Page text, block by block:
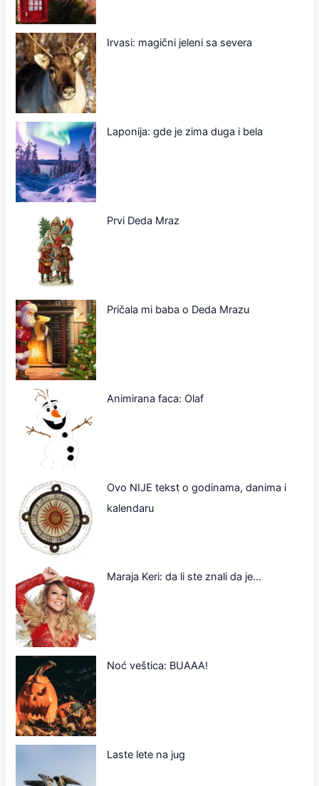
Irvasi: magični jeleni sa severa
Laponija: gde je zima duga i bela
Prvi Deda Mraz
Pričala mi baba o Deda Mrazu
Animirana faca: Olaf
Ovo NIJE tekst o godinama, danima i
kalendaru
Maraja Keri: da li ste znali da je…
Noć veštica: BUAAA!
Laste lete na jug